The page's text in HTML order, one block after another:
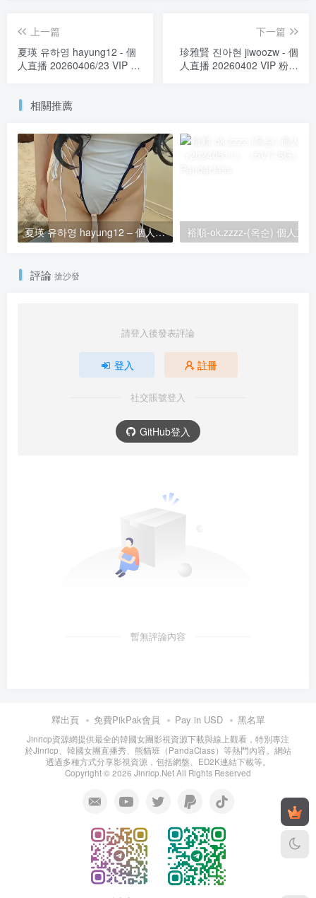
上一篇
夏瑛 유하영 hayung12 - 個
人直播 20260406/23 VIP 粉
下一篇
珍雅賢 진아현 jiwoozw - 個
人直播 20260402 VIP 粉絲
相關推薦
夏瑛 유하영 hayung12 – 個人直播 2026年06月 VIP 粉絲房
評論 搶沙發
請登入後發表評論
登入 註冊
社交賬號登入
GitHub登入
暫無評論內容
釋出頁 免費PikPak會員 Pay in USD 黑名單
Jinricp資源網提供最全的韓國女團影視資源下載與線上觀看，特別專注
於Jinricp、韓國女團直播秀、熊貓班（PandaClass）等熱門內容。網站
透過多種方式分享影視資源，包括網盤、ED2K連結下載等。
Copyright © 2026 Jinricp.Net All Rights Reserved